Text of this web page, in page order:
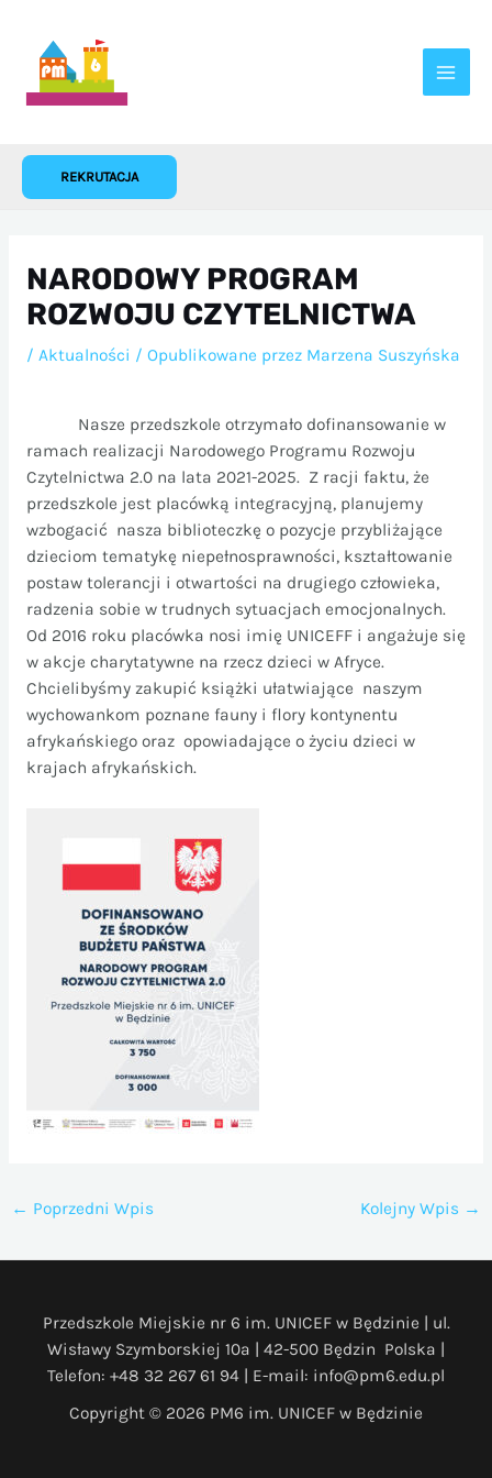
treści
REKRUTACJA
NARODOWY PROGRAM
ROZWOJU CZYTELNICTWA
/ Aktualności / Opublikowane przez Marzena Suszyńska
Nasze przedszkole otrzymało dofinansowanie w
ramach realizacji Narodowego Programu Rozwoju
Czytelnictwa 2.0 na lata 2021-2025. Z racji faktu, że
przedszkole jest placówką integracyjną, planujemy
wzbogacić nasza biblioteczkę o pozycje przybliżające
dzieciom tematykę niepełnosprawności, kształtowanie
postaw tolerancji i otwartości na drugiego człowieka,
radzenia sobie w trudnych sytuacjach emocjonalnych.
Od 2016 roku placówka nosi imię UNICEFF i angażuje się
w akcje charytatywne na rzecz dzieci w Afryce.
Chcielibyśmy zakupić książki ułatwiające naszym
wychowankom poznane fauny i flory kontynentu
afrykańskiego oraz opowiadające o życiu dzieci w
krajach afrykańskich.
← Poprzedni Wpis Kolejny Wpis →
Przedszkole Miejskie nr 6 im. UNICEF w Będzinie | ul.
Wisławy Szymborskiej 10a | 42-500 Będzin Polska |
Telefon: +48 32 267 61 94 | E-mail: info@pm6.edu.pl
Copyright © 2026 PM6 im. UNICEF w Będzinie